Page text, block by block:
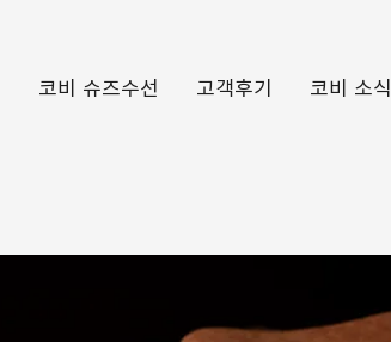
코비 슈즈수선 고객후기 코비 소식